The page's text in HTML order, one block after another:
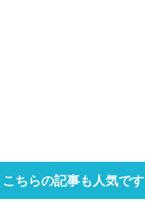
こちらの記事も人気です